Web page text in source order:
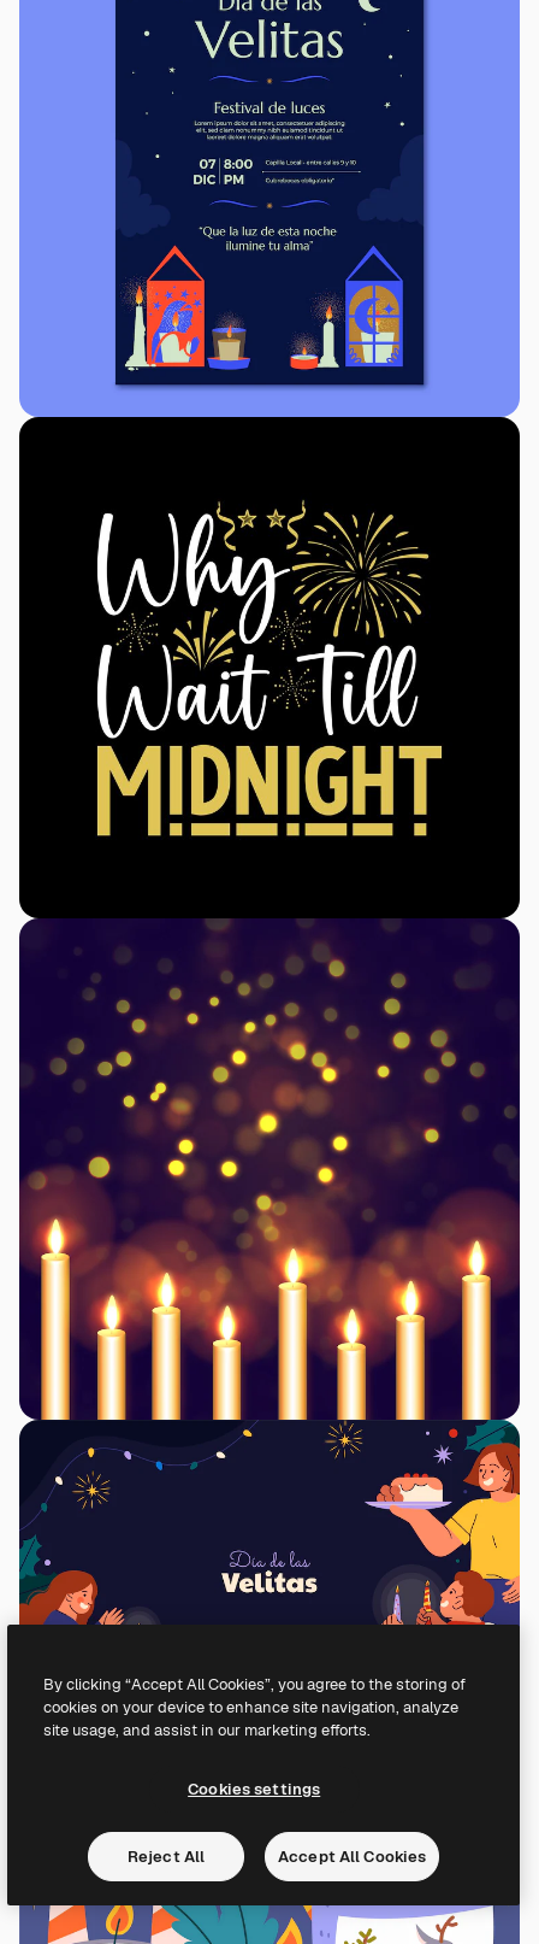
By clicking “Accept All Cookies”, you agree to the storing of
cookies on your device to enhance site navigation, analyze
site usage, and assist in our marketing efforts.
Cookies settings
Reject All Accept All Cookies